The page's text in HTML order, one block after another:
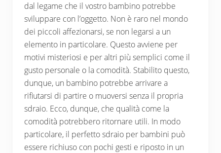
dal legame che il vostro bambino potrebbe
sviluppare con l’oggetto. Non è raro nel mondo
dei piccoli affezionarsi, se non legarsi a un
elemento in particolare. Questo avviene per
motivi misteriosi e per altri più semplici come il
gusto personale o la comodità. Stabilito questo,
dunque, un bambino potrebbe arrivare a
rifiutarsi di partire o muoversi senza il propria
sdraio. Ecco, dunque, che qualità come la
comodità potrebbero ritornare utili. In modo
particolare, il perfetto sdraio per bambini può
essere richiuso con pochi gesti e riposto in un